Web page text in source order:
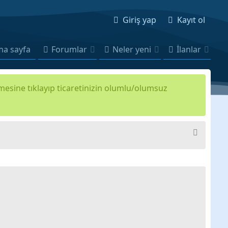
Giriş yap Kayıt ol
sayfa Forumlar Neler yeni İlanlar
tıklayıp ticaretinizin olumlu/olumsuz